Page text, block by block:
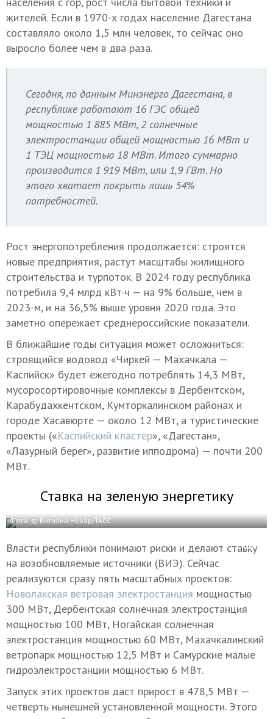
жителей. Если в 1970-х годах население Дагестана
составляло около 1,5 млн человек, то сейчас оно
выросло более чем в два раза.
Сегодня, по данным Минэнерго Дагестана, в
республике работают 16 ГЭС общей
мощностью 1 885 МВт, 2 солнечные
электростанции общей мощностью 16 МВт и
1 ТЭЦ мощностью 18 МВт. Итого суммарно
производится 1 919 МВт, или 1,9 ГВт. Но
этого хватает покрыть лишь 54%
потребностей.
Рост энергопотребления продолжается: строятся
новые предприятия, растут масштабы жилищного
строительства и турпоток. В 2024 году республика
потребила 9,4 млрд кВт·ч — на 9% больше, чем в
2023-м, и на 36,5% выше уровня 2020 года. Это
заметно опережает среднероссийские показатели.
В ближайшие годы ситуация может осложниться:
строящийся водовод «Чиркей — Махачкала —
Каспийск» будет ежегодно потреблять 14,3 МВт,
мусоросортировочные комплексы в Дербентском,
Карабудахкентском, Кумторкалинском районах и
городе Хасавюрте — около 12 МВт, а туристические
проекты («Каспийский кластер», «Дагестан»,
«Лазурный берег», развитие ипподрома) — почти 200
МВт.
Ставка на зеленую энергетику
Фото: © Виталий Невар/ТАСС
Власти республики понимают риски и делают ставку
на возобновляемые источники (ВИЭ). Сейчас
реализуются сразу пять масштабных проектов:
Новолакская ветровая электростанция мощностью
300 МВт, Дербентская солнечная электростанция
мощностью 100 МВт, Ногайская солнечная
электростанция мощностью 60 МВт, Махачкалинский
ветропарк мощностью 12,5 МВт и Самурские малые
гидроэлектростанции мощностью 6 МВт.
Запуск этих проектов даст прирост в 478,5 МВт —
четверть нынешней установленной мощности. Этого